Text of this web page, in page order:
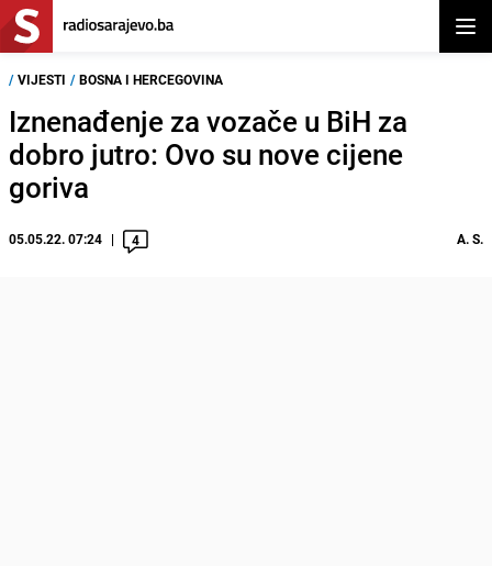
/ VIJESTI / BOSNA I HERCEGOVINA
Iznenađenje za vozače u BiH za
dobro jutro: Ovo su nove cijene
goriva
05.05.22. 07:24 4 A. S.